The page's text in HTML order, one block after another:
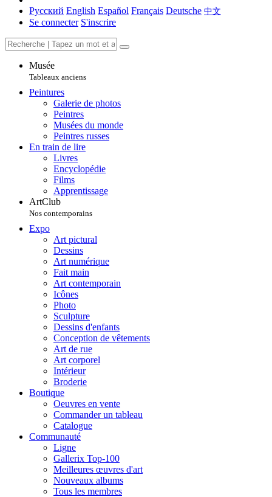
Русский English Español Français Deutsche 中文
Se connecter S'inscrire
Musée
Tableaux anciens
Peintures
Galerie de photos
Peintres
Musées du monde
Peintres russes
En train de lire
Livres
Encyclopédie
Films
Apprentissage
ArtClub
Nos contemporains
Expo
Art pictural
Dessins
Art numérique
Fait main
Art contemporain
Icônes
Photo
Sculpture
Dessins d'enfants
Conception de vêtements
Art de rue
Art corporel
Intérieur
Broderie
Boutique
Oeuvres en vente
Commander un tableau
Catalogue
Communauté
Ligne
Gallerix Top-100
Meilleures œuvres d'art
Nouveaux albums
Tous les membres